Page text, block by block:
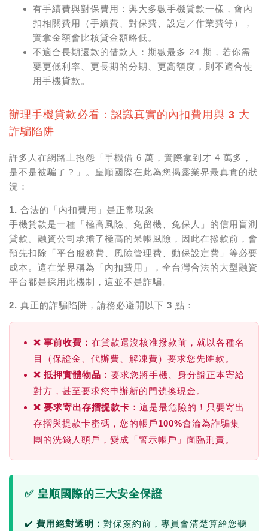
有手續費與對保費用：與大多數手機貸款一樣，會內
扣相關費用（手續費、對保費、設定／作業費等），
實拿金額會比核貸金額略低。
不適合長期還款的借款人：期數最多 24 期，若你需
要更低利率、更長期的分期、更高額度，則不適合使
用手機貸款。
辦理手機貸款必看：認識真實的內扣費用與 3 大
詐騙陷阱
許多人在網路上抱怨「手機借 6 萬，實際拿到才 4 萬多，
是不是被騙了？」。皇順國際在此為您揭露業界最真實的狀
況：
1. 合法的「內扣費用」是正常現象
手機貸款是一種「極高風險、免留機、免保人」的信用盲測
貸款。融資公司承擔了極高的呆帳風險，因此在撥款前，會
預先扣除
「平台服務費、風險管理費、動保設定費」 等必要
成本。這在業界稱為「內扣費用」，全台灣合法的大型融資
平台都是採用此機制， 這並不是詐騙。
2. 真正的詐騙陷阱，請務必避開以下 3 點：
❌ 事前收費： 在貸款還沒核准撥款前，就以各種名
目（保證金、代辦費、解凍費）要求您先匯款。
❌ 抵押實體物品： 要求您將手機、身分證正本寄給
對方，甚至要求您申辦新的門號換現金。
❌ 要求寄出存摺提款卡： 這是最危險的！只要寄出
存摺與提款卡密碼，您的帳戶100%會淪為詐騙集
團的洗錢人頭戶，變成「警示帳戶」面臨刑責。
✅ 皇順國際的三大安全保證
✔️ 費用絕對透明： 對保簽約前，專員會清楚算給您聽